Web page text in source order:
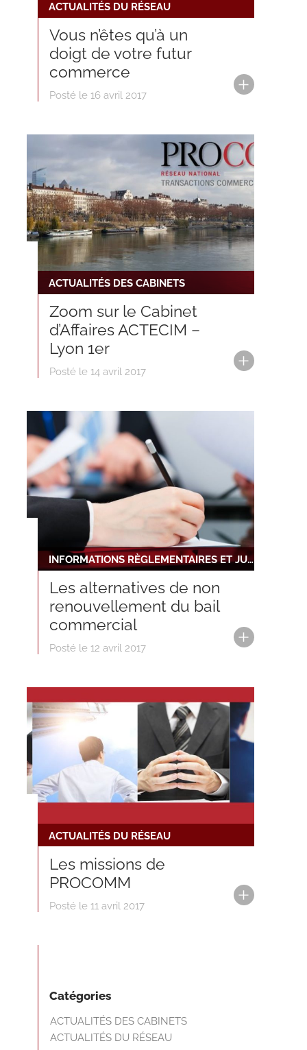
ACTUALITÉS DU RÉSEAU
Vous n’êtes qu’à un
doigt de votre futur
commerce
Posté le 16 avril 2017
ACTUALITÉS DES CABINETS
Zoom sur le Cabinet
d’Affaires ACTECIM –
Lyon 1er
Posté le 14 avril 2017
INFORMATIONS RÈGLEMENTAIRES ET JURIDIQUES
Les alternatives de non
renouvellement du bail
commercial
Posté le 12 avril 2017
ACTUALITÉS DU RÉSEAU
Les missions de
PROCOMM
Posté le 11 avril 2017
Catégories
ACTUALITÉS DES CABINETS
ACTUALITÉS DU RÉSEAU